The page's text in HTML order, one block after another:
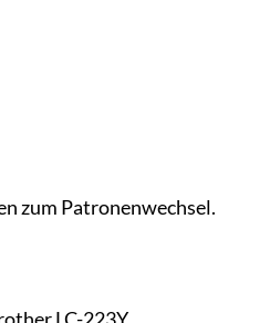
zum Patronenwechsel.